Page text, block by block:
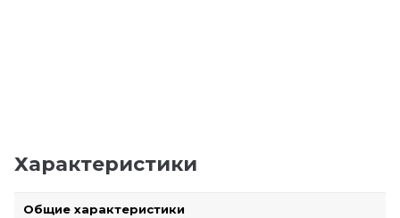
Характеристики
Общие характеристики